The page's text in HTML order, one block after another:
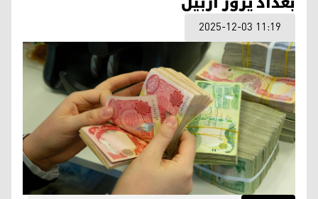
2025-12-03 11:19